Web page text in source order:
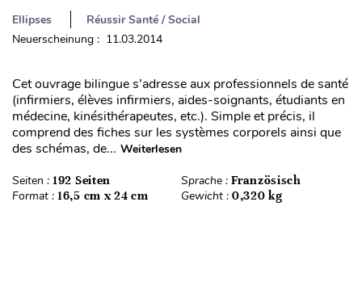
Ellipses
Réussir Santé / Social
Neuerscheinung : 11.03.2014
Cet ouvrage bilingue s’adresse aux professionnels de santé
(infirmiers, élèves infirmiers, aides-soignants, étudiants en
médecine, kinésithérapeutes, etc.). Simple et précis, il
comprend des fiches sur les systèmes corporels ainsi que
des schémas, de... Weiterlesen
Seiten : 192 Seiten Sprache : Französisch
Format : 16,5 cm x 24 cm Gewicht : 0,320 kg